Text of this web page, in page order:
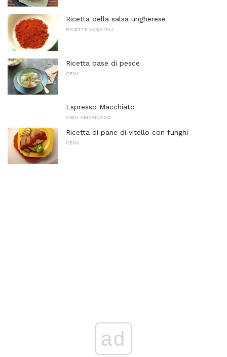
Ricetta della salsa ungherese
RICETTE VEGETALI
Ricetta base di pesce
CENA
Espresso Macchiato
CIBO AMERICANO
Ricetta di pane di vitello con funghi
CENA
ad